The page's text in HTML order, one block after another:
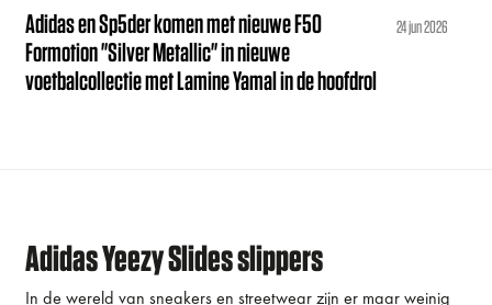
Adidas en Sp5der komen met nieuwe F50
Formotion "Silver Metallic" in nieuwe
voetbalcollectie met Lamine Yamal in de hoofdrol
24 jun 2026
Adidas Yeezy Slides slippers
In de wereld van sneakers en streetwear zijn er maar weinig